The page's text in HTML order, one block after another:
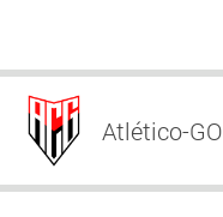
Atlético-GO